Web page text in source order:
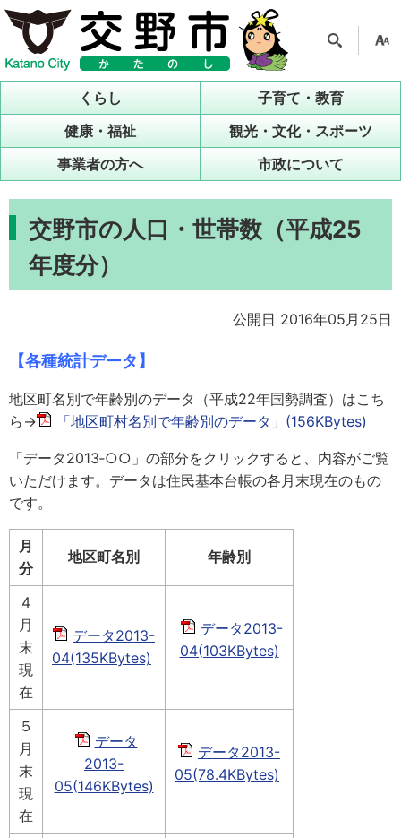
ル
くらし
子育て・教育
健康・福祉
観光・文化・スポーツ
事業者の方へ
市政について
交野市の人口・世帯数（平成25
年度分）
公開日 2016年05月25日
【各種統計データ】
地区町名別で年齢別のデータ（平成22年国勢調査）はこち
ら→
「地区町村名別で年齢別のデータ」(156KBytes)
「データ2013‐○○」の部分をクリックすると、内容がご覧
いただけます。データは住民基本台帳の各月末現在のもの
です。
月
分
地区町名別 年齢別
4
月
末
現
在
データ2013-
04(135KBytes)
データ2013-
04(103KBytes)
５
月
末
現
在
データ
2013-
05(146KBytes)
データ2013-
05(78.4KBytes)